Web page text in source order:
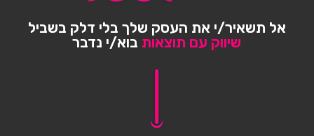
אל תשאיר/י את העסק שלך בלי דלק בשביל
שיווק עם תוצאות בוא/י נדבר